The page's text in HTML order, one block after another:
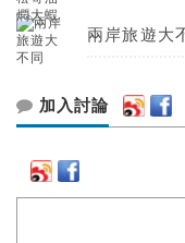
兩岸旅遊大
加入討論